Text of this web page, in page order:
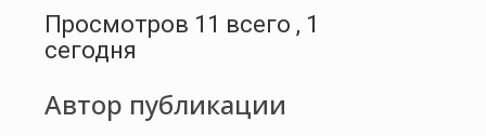
Просмотров 11 всего , 1
сегодня
Автор публикации